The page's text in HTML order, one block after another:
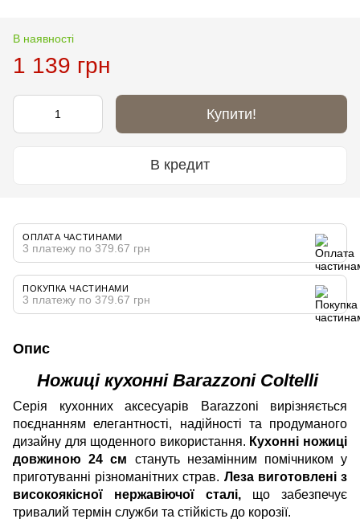
В наявності
1 139 грн
Купити!
В кредит
ОПЛАТА ЧАСТИНАМИ
3 платежу по 379.67 грн
ПОКУПКА ЧАСТИНАМИ
3 платежу по 379.67 грн
Опис
Ножиці кухонні Barazzoni Сoltelli
Серія кухонних аксесуарів Barazzoni вирізняється
поєднанням елегантності, надійності та продуманого
дизайну для щоденного використання. Кухонні ножиці
довжиною 24 см стануть незамінним помічником у
приготуванні різноманітних страв. Леза виготовлені з
високоякісної нержавіючої сталі, що забезпечує
тривалий термін служби та стійкість до корозії.